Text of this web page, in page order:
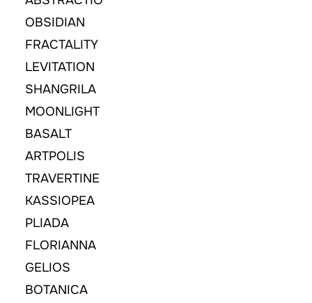
OBSIDIAN
FRACTALITY
LEVITATION
SHANGRILA
MOONLIGHT
BASALT
ARTPOLIS
TRAVERTINE
KASSIOPEA
PLIADA
FLORIANNA
GELIOS
BOTANICA